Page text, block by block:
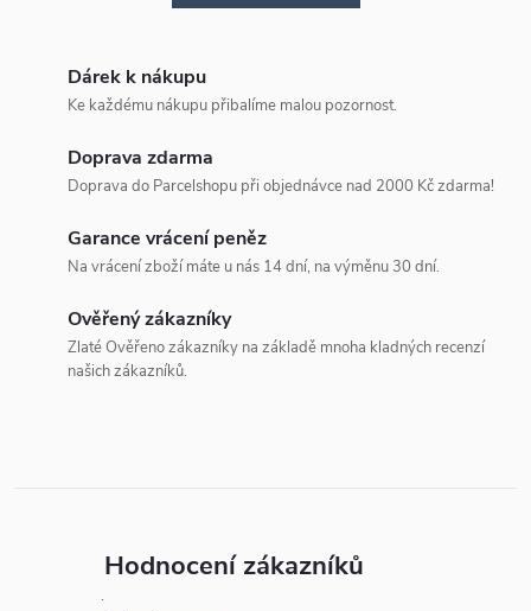
Dárek k nákupu
Ke každému nákupu přibalíme malou pozornost.
Doprava zdarma
Doprava do Parcelshopu při objednávce nad 2000 Kč zdarma!
Garance vrácení peněz
Na vrácení zboží máte u nás 14 dní, na výměnu 30 dní.
Ověřený zákazníky
Zlaté Ověřeno zákazníky na základě mnoha kladných recenzí
našich zákazníků.
Hodnocení zákazníků